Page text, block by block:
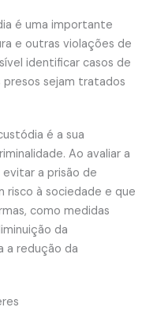
é uma importante
e outras violações de
identificar casos de
presos sejam tratados
é a sua
Ao avaliar a
a prisão de
risco à sociedade e que
como medidas
da
a redução da